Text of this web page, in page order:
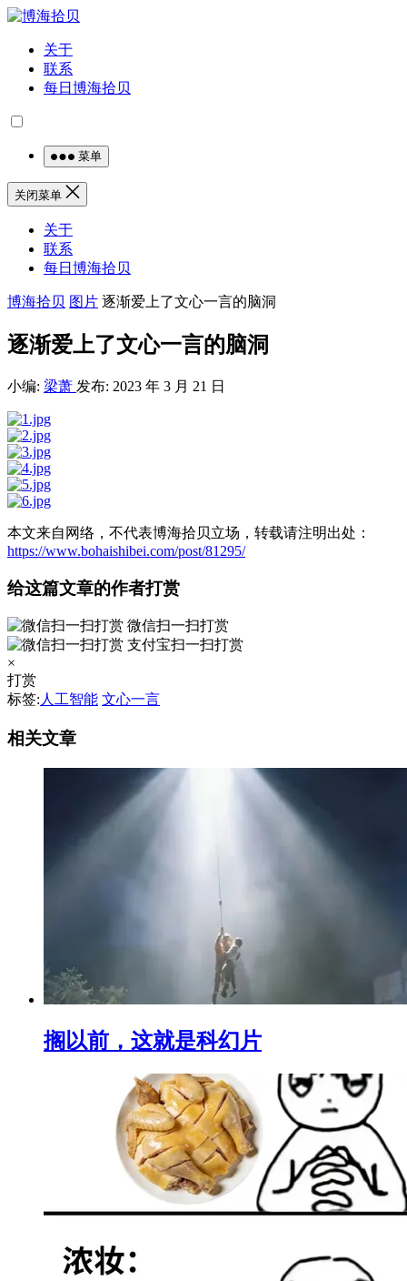
关于
联系
每日博海拾贝
菜单
关闭菜单
关于
联系
每日博海拾贝
博海拾贝 图片 逐渐爱上了文心一言的脑洞
逐渐爱上了文心一言的脑洞
小编: 梁萧 发布: 2023 年 3 月 21 日
本文来自网络，不代表博海拾贝立场，转载请注明出处：
https://www.bohaishibei.com/post/81295/
给这篇文章的作者打赏
微信扫一扫打赏
支付宝扫一扫打赏
×
打赏
标签: 人工智能 文心一言
相关文章
搁以前，这就是科幻片